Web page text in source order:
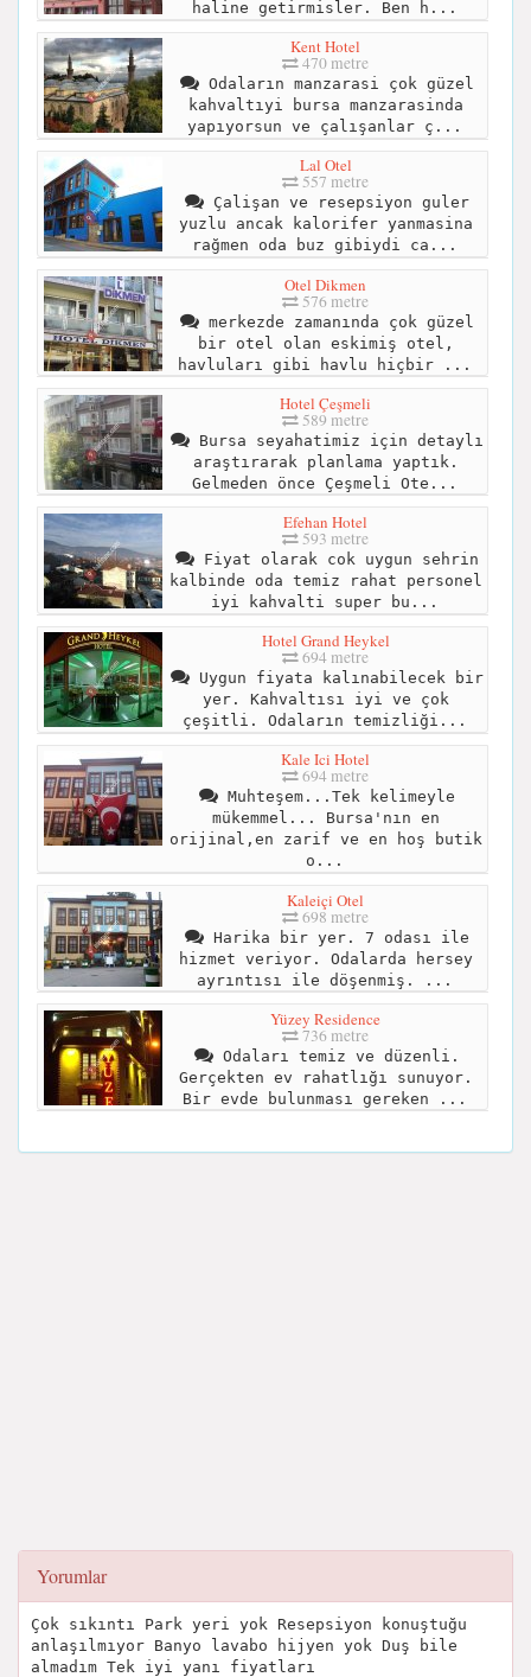
haline getirmisler. Ben h...
Kent Hotel
470 metre
Odaların manzarasi çok güzel
kahvaltıyi bursa manzarasinda
yapıyorsun ve çalışanlar ç...
Lal Otel
557 metre
Çalişan ve resepsiyon guler
yuzlu ancak kalorifer yanmasina
rağmen oda buz gibiydi ca...
Otel Dikmen
576 metre
merkezde zamanında çok güzel
bir otel olan eskimiş otel,
havluları gibi havlu hiçbir ...
Hotel Çeşmeli
589 metre
Bursa seyahatimiz için detaylı
araştırarak planlama yaptık.
Gelmeden önce Çeşmeli Ote...
Efehan Hotel
593 metre
Fiyat olarak cok uygun sehrin
kalbinde oda temiz rahat personel
iyi kahvalti super bu...
Hotel Grand Heykel
694 metre
Uygun fiyata kalınabilecek bir
yer. Kahvaltısı iyi ve çok
çeşitli. Odaların temizliği...
Kale Ici Hotel
694 metre
Muhteşem...Tek kelimeyle
mükemmel... Bursa'nın en
orijinal,en zarif ve en hoş butik
o...
Kaleiçi Otel
698 metre
Harika bir yer. 7 odası ile
hizmet veriyor. Odalarda hersey
ayrıntısı ile döşenmiş. ...
Yüzey Residence
736 metre
Odaları temiz ve düzenli.
Gerçekten ev rahatlığı sunuyor.
Bir evde bulunması gereken ...
Yorumlar
Çok sıkıntı Park yeri yok Resepsiyon konuştuğu
anlaşılmıyor Banyo lavabo hijyen yok Duş bile
almadım Tek iyi yanı fiyatları